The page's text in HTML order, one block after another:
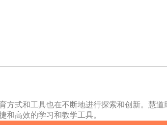
方式和工具也在不断地进行探索和创新。慧
和高效的学习和教学工具。